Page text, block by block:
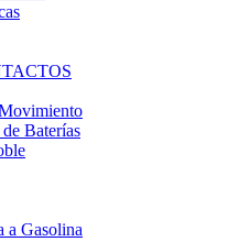
Baterías
a Gasolina